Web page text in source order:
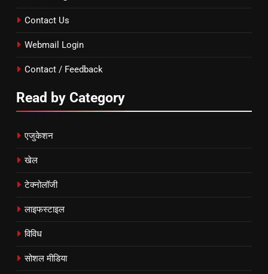
Contact Us
Webmail Login
Contact / Feedback
Read by Category
एजुकेशन
खेल
टेक्नोलॉजी
लाइफस्टाइल
विविध
सोशल मीडिया